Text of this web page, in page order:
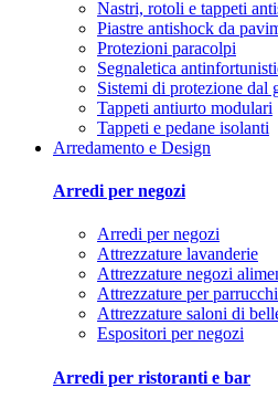
Nastri, rotoli e tappeti
Piastre antishock da
Protezioni paracolpi
Segnaletica
Sistemi di protezione dal
Tappeti antiurto modulari
Tappeti e pedane isolanti
Arredamento e Design
Arredi per negozi
Arredi per negozi
Attrezzature lavanderie
Attrezzature negozi
Attrezzature per
Attrezzature saloni di
Espositori per negozi
Arredi per ristoranti e bar